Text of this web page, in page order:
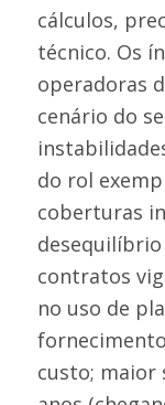
cálculos,
técnico. Os
operadoras
cenário do
do rol
coberturas
contratos
no uso de
custo; maior